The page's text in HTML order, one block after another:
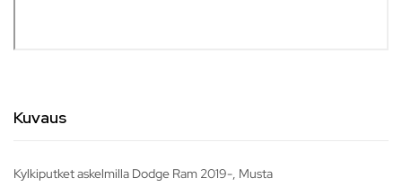
Kuvaus
Kylkiputket askelmilla Dodge Ram 2019-, Musta